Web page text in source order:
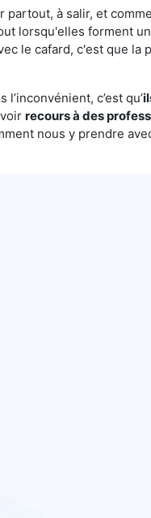
à salir, et
lorsqu'elles forment
le cafard, c'est que la
c’est qu’
recours à des
nous y prendre